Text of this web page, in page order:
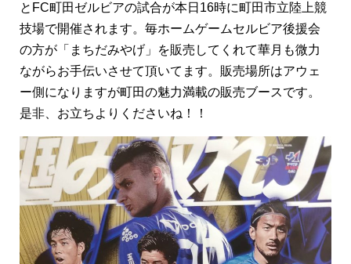
とFC町田ゼルビアの試合が本日16時に町田市立陸上競
技場で開催されます。毎ホームゲームセルビア後援会
の方が「まちだみやげ」を販売してくれて華月も微力
ながらお手伝いさせて頂いてます。販売場所はアウェ
ー側になりますが町田の魅力満載の販売ブースです。
是非、お立ちよりくださいね！！